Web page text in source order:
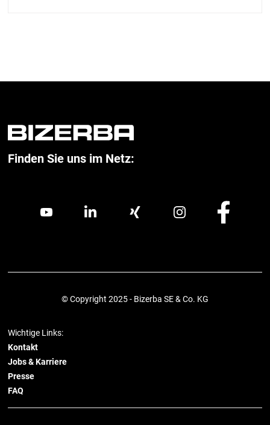
Finden Sie uns im Netz:
© Copyright 2025 - Bizerba SE & Co. KG
Wichtige Links:
Kontakt
Jobs & Karriere
Presse
FAQ